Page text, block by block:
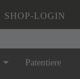
SHOP-LOGIN
Patentiere